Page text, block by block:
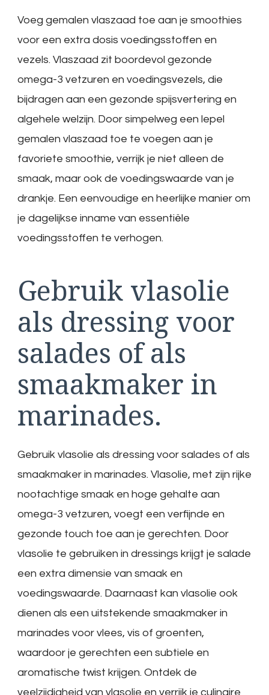
Voeg gemalen vlaszaad toe aan je smoothies
voor een extra dosis voedingsstoffen en
vezels. Vlaszaad zit boordevol gezonde
omega-3 vetzuren en voedingsvezels, die
bijdragen aan een gezonde spijsvertering en
algehele welzijn. Door simpelweg een lepel
gemalen vlaszaad toe te voegen aan je
favoriete smoothie, verrijk je niet alleen de
smaak, maar ook de voedingswaarde van je
drankje. Een eenvoudige en heerlijke manier om
je dagelijkse inname van essentiële
voedingsstoffen te verhogen.
Gebruik vlasolie
als dressing voor
salades of als
smaakmaker in
marinades.
Gebruik vlasolie als dressing voor salades of als
smaakmaker in marinades. Vlasolie, met zijn rijke
nootachtige smaak en hoge gehalte aan
omega-3 vetzuren, voegt een verfijnde en
gezonde touch toe aan je gerechten. Door
vlasolie te gebruiken in dressings krijgt je salade
een extra dimensie van smaak en
voedingswaarde. Daarnaast kan vlasolie ook
dienen als een uitstekende smaakmaker in
marinades voor vlees, vis of groenten,
waardoor je gerechten een subtiele en
aromatische twist krijgen. Ontdek de
veelzijdigheid van vlasolie en verrijk je culinaire